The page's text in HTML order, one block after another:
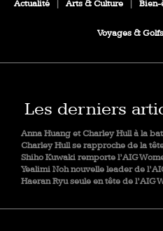
Actualité Arts & Culture Bien-
Voyages & Golfs
Les derniers
Anna Huang et Charley Hull à la
Charley Hull se rapproche de la
Shiho Kuwaki remporte l’AIG
Yealimi Noh nouvelle leader de
Haeran Ryu seule en tête de l’AIG